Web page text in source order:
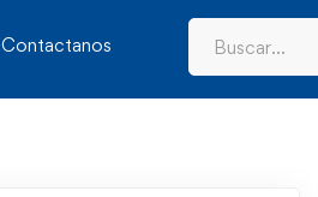
Contactanos